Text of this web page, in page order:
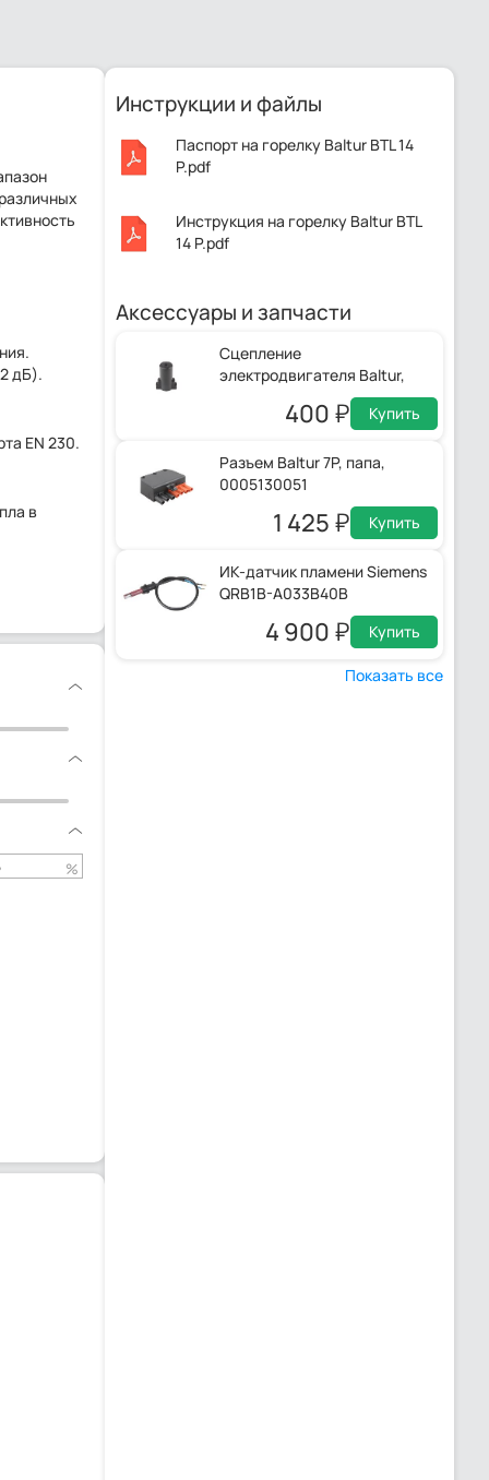
дБ).
EN 230.
в
%
Инструкции и файлы
Паспорт на горелку Baltur BTL 14
P.pdf
Инструкция на горелку Baltur BTL
14 P.pdf
Аксессуары и запчасти
Сцепление
электродвигателя Baltur,
400 Купить
Разъем Baltur 7P, папа,
0005130051
1 425 Купить
ИК-датчик пламени Siemens
QRB1B-A033B40B
4 900 Купить
Показать все